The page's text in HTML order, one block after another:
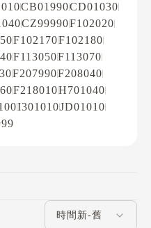
CB01990CD01030
CZ99990F102020
F102170F102180
F113050F113070
F207990F208040
F218010H701040
I301010JD01010
評論排序